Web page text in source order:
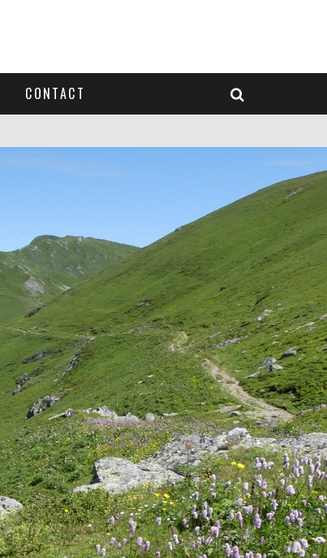
CONTACT